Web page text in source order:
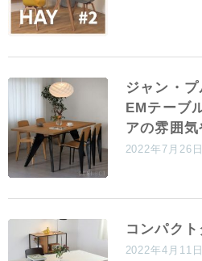
ジャン・
EMテーブ
アの雰囲
2022年7月26日
コンパク
2022年4月11日